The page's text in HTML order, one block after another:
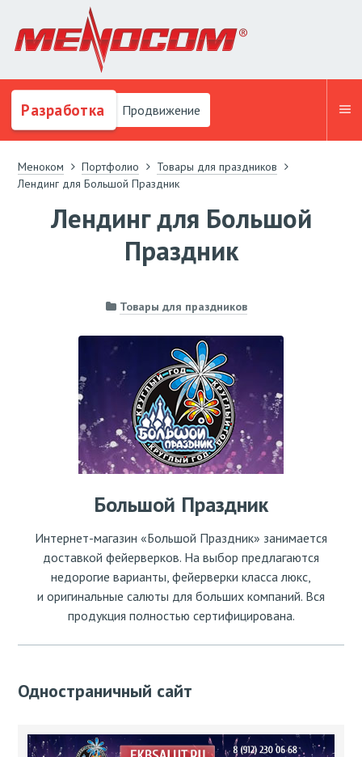
Разработка Продвижение
Меноком Портфолио
Товары для праздников
Лендинг для Большой Праздник
Лендинг для Большой
Праздник
Товары для праздников
Большой Праздник
Интернет-магазин «Большой Праздник» занимается
доставкой фейерверков. На выбор предлагаются
недорогие варианты, фейерверки класса люкс,
и оригинальные салюты для больших компаний. Вся
продукция полностью сертифицирована.
Одностраничный сайт